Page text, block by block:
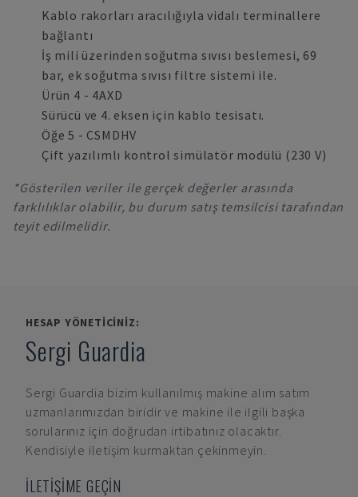
Kablo rakorları aracılığıyla vidalı terminallere
bağlantı
İş mili üzerinden soğutma sıvısı beslemesi, 69
bar, ek soğutma sıvısı filtre sistemi ile.
Ürün 4 - 4AXD
Sürücü ve 4. eksen için kablo tesisatı.
Öğe 5 - CSMDHV
Çift yazılımlı kontrol simülatör modülü (230 V)
*Gösterilen veriler ile gerçek değerler arasında
farklılıklar olabilir, bu durum satış temsilcisi tarafından
teyit edilmelidir.
HESAP YÖNETICINIZ:
Sergi Guardia
Sergi Guardia bizim kullanılmış makine alım satım
uzmanlarımızdan biridir ve makine ile ilgili başka
sorularınız için doğrudan irtibatınız olacaktır.
Kendisiyle iletişim kurmaktan çekinmeyin.
İLETİŞİME GEÇİN